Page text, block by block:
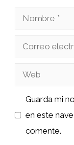
Nombre
Correo
Web
Guarda mi
en este
comente.